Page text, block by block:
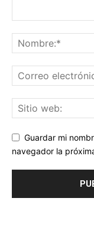
Guardar mi
navegador la